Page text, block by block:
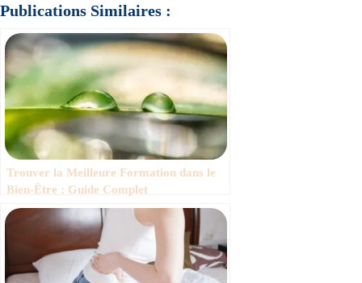
Publications Similaires :
Trouver la Meilleure Formation dans le
Bien-Être : Guide Complet